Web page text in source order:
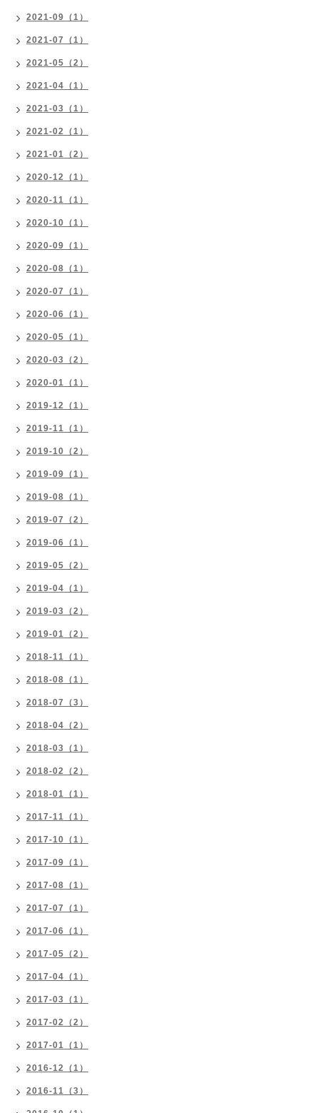
2021-09（1）
2021-07（1）
2021-05（2）
2021-04（1）
2021-03（1）
2021-02（1）
2021-01（2）
2020-12（1）
2020-11（1）
2020-10（1）
2020-09（1）
2020-08（1）
2020-07（1）
2020-06（1）
2020-05（1）
2020-03（2）
2020-01（1）
2019-12（1）
2019-11（1）
2019-10（2）
2019-09（1）
2019-08（1）
2019-07（2）
2019-06（1）
2019-05（2）
2019-04（1）
2019-03（2）
2019-01（2）
2018-11（1）
2018-08（1）
2018-07（3）
2018-04（2）
2018-03（1）
2018-02（2）
2018-01（1）
2017-11（1）
2017-10（1）
2017-09（1）
2017-08（1）
2017-07（1）
2017-06（1）
2017-05（2）
2017-04（1）
2017-03（1）
2017-02（2）
2017-01（1）
2016-12（1）
2016-11（3）